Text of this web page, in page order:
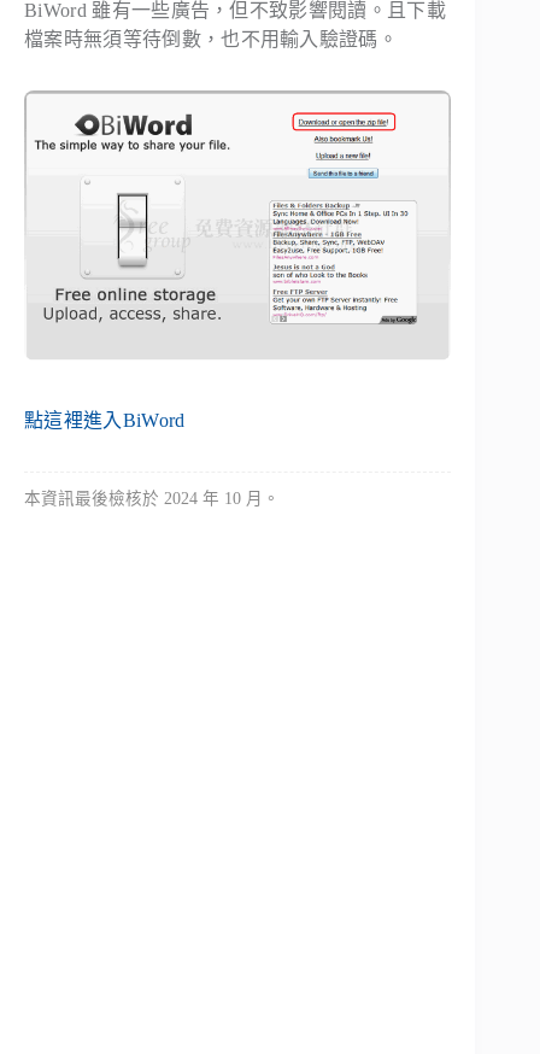
BiWord 雖有一些廣告，但不致影響閱讀。且下載
檔案時無須等待倒數，也不用輸入驗證碼。
點這裡進入BiWord
本資訊最後檢核於 2024 年 10 月。